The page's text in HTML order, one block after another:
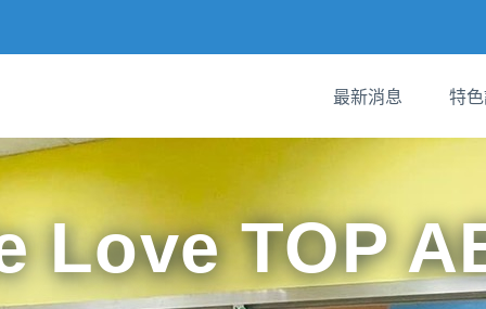
最新消息 特
Love TOP